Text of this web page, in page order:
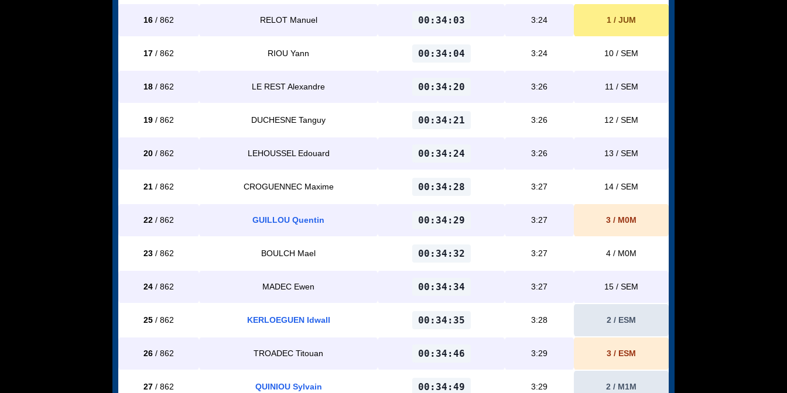
16 / 862 RELOT Manuel 00:34:03 3:24 1 / JUM
17 / 862 RIOU Yann 00:34:04 3:24 10 / SEM
18 / 862 LE REST Alexandre 00:34:20 3:26 11 / SEM
19 / 862 DUCHESNE Tanguy 00:34:21 3:26 12 / SEM
20 / 862 LEHOUSSEL Edouard 00:34:24 3:26 13 / SEM
21 / 862 CROGUENNEC Maxime 00:34:28 3:27 14 / SEM
22 / 862 GUILLOU Quentin 00:34:29 3:27 3 / M0M
23 / 862 BOULCH Mael 00:34:32 3:27 4 / M0M
24 / 862 MADEC Ewen 00:34:34 3:27 15 / SEM
25 / 862 KERLOEGUEN Idwall 00:34:35 3:28 2 / ESM
26 / 862 TROADEC Titouan 00:34:46 3:29 3 / ESM
27 / 862 QUINIOU Sylvain 00:34:49 3:29 2 / M1M